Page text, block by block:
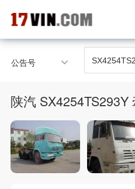
17VIN车架号查
汽配产品车型适配
汽配产品电子目录
公告号
陕汽 SX4254TS293Y